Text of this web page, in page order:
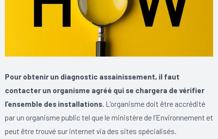
Pour obtenir un diagnostic assainissement, il faut
contacter un organisme agréé qui se chargera de vérifier
l’ensemble des installations. L’organisme doit être accrédité
par un organisme public tel que le ministère de l’Environnement et
peut être trouvé sur internet via des sites spécialisés.